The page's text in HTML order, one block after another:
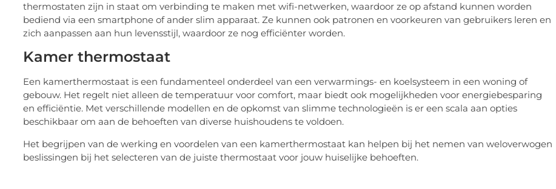
thermostaten zijn in staat om verbinding te maken met wifi-netwerken, waardoor ze op afstand kunnen worden
bediend via een smartphone of ander slim apparaat. Ze kunnen ook patronen en voorkeuren van gebruikers leren en
zich aanpassen aan hun levensstijl, waardoor ze nog efficiënter worden.
Kamer thermostaat
Een kamerthermostaat is een fundamenteel onderdeel van een verwarmings- en koelsysteem in een woning of
gebouw. Het regelt niet alleen de temperatuur voor comfort, maar biedt ook mogelijkheden voor energiebesparing
en efficiëntie. Met verschillende modellen en de opkomst van slimme technologieën is er een scala aan opties
beschikbaar om aan de behoeften van diverse huishoudens te voldoen.
Het begrijpen van de werking en voordelen van een kamerthermostaat kan helpen bij het nemen van weloverwogen
beslissingen bij het selecteren van de juiste thermostaat voor jouw huiselijke behoeften.